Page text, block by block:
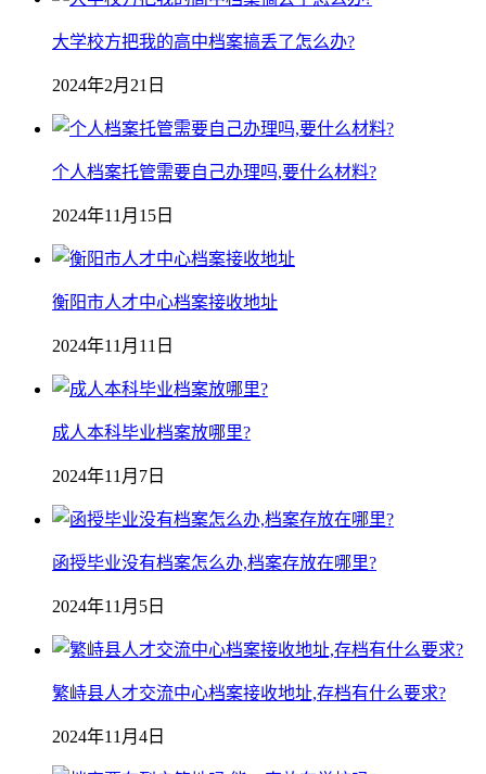
大学校方把我的高中档案搞丢了怎么办?
2024年2月21日
个人档案托管需要自己办理吗,要什么材料?
2024年11月15日
衡阳市人才中心档案接收地址
2024年11月11日
成人本科毕业档案放哪里?
2024年11月7日
函授毕业没有档案怎么办,档案存放在哪里?
2024年11月5日
繁峙县人才交流中心档案接收地址,存档有什么要求?
2024年11月4日